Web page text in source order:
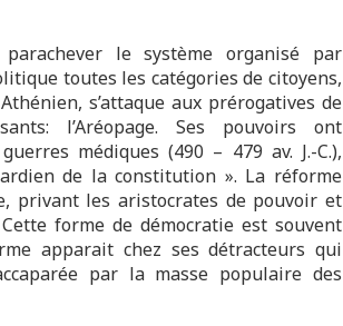
le système organisé par
toutes les catégories de citoyens,
s’attaque aux prérogatives de
l’Aréopage. Ses pouvoirs ont
médiques (490 – 479 av. J.-C.),
de la constitution ». La réforme
privant les aristocrates de pouvoir et
forme de démocratie est souvent
apparait chez ses détracteurs qui
par la masse populaire des